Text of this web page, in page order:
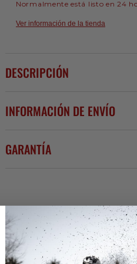
Normalmente está listo en 24
Ver información de la tienda
DESCRIPCIÓN
INFORMACIÓN DE ENVÍO
GARANTÍA